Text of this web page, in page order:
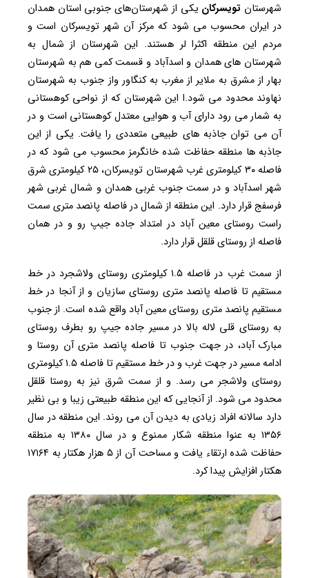
شهرستان تویسرکان یکی از شهرستان‌های جنوبی استان همدان
در ایران محسوب می شود که مرکز آن شهر تویسرکان است و
مردم این منطقه اکثرا لر هستند. این شهرستان از شمال به
شهرستان های همدان و اسدآباد و قسمت کمی هم به شهرستان
بهار از مشرق به ملایر از مغرب به کنگاور واز جنوب به شهرستان
نهاوند محدود می شود.ا این شهرستان که از نواحی کوهستانی
به شمار می رود دارای آب و هوایی معتدل کوهستانی است و در
آن می توان جاذبه های طبیعی متعددی را یافت. یکی از این
جاذبه ها منطقه حفاظت شده خانگرمز محسوب می شود که در
فاصله ۳۰ کیلومتری غرب شهرستان تویسرکان، ۲۵ کیلومتری شرق
شهر اسدآباد و در سمت جنوب غربی همدان و شمال غربی شهر
فرسفج قرار دارد. این منطقه از شمال در فاصله پانصد متری سمت
راست روستای معین آباد در امتداد جاده جیپ رو و در همان
فاصله از روستای قلقل قرار دارد.
از سمت غرب در فاصله ۱.۵ کیلومتری روستای ولاشجرد در خط
مستقیم تا فاصله پانصد متری روستای سازیان و از آنجا در خط
مستقیم پانصد متری روستای معین آباد واقع شده است. از جنوب
به روستای قلی لاله بالا در مسیر جاده جیپ رو بطرف روستای
مبارک آباد، در جهت جنوب تا فاصله پانصد متری آن روستا و
ادامه مسیر در جهت غرب و در خط مستقیم تا فاصله ۱.۵ کیلومتری
روستای ولاشجر می رسد. و از سمت شرق نیز به روستا قلقل
محدود می شود. از آنجایی که این منطقه طبیعتی زیبا و بی نظیر
دارد سالانه افراد زیادی به دیدن آن می روند. این منطقه در سال
۱۳۵۶ به عنوا منطقه شکار ممنوع و در سال ۱۳۸۰ به منطقه
حفاظت شده ارتقاء یافت و مساحت آن از ۵ هزار هکتار به ۱۷۱۶۴
هکتار افزایش پیدا کرد.